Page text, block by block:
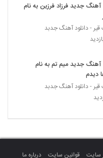
(ورژن جدید) از ناصر
کارما(پاپ)
زمانی سر به راه
از حامد پاشا
آهنگ جدید فرزاد فرزین به نام
- دانلود آهنگ جدبد
آهنگ جدید میم تم به نام
دیدم
- دانلود آهنگ جدبد
سایت قوانین سایت درباره ما